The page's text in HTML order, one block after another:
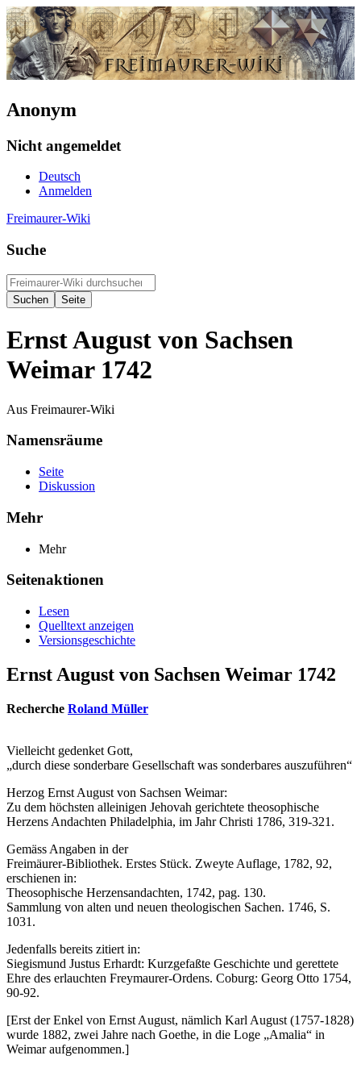
Anonym
Nicht angemeldet
Deutsch
Anmelden
Freimaurer-Wiki
Suche
Ernst August von Sachsen
Weimar 1742
Aus Freimaurer-Wiki
Namensräume
Seite
Diskussion
Mehr
Mehr
Seitenaktionen
Lesen
Quelltext anzeigen
Versionsgeschichte
Ernst August von Sachsen Weimar 1742
Recherche Roland Müller
Vielleicht gedenket Gott,
„durch diese sonderbare Gesellschaft was sonderbares auszuführen“
Herzog Ernst August von Sachsen Weimar:
Zu dem höchsten alleinigen Jehovah gerichtete theosophische
Herzens Andachten Philadelphia, im Jahr Christi 1786, 319-321.
Gemäss Angaben in der
Freimäurer-Bibliothek. Erstes Stück. Zweyte Auflage, 1782, 92,
erschienen in:
Theosophische Herzensandachten, 1742, pag. 130.
Sammlung von alten und neuen theologischen Sachen. 1746, S.
1031.
Jedenfalls bereits zitiert in:
Siegismund Justus Erhardt: Kurzgefaßte Geschichte und gerettete
Ehre des erlauchten Freymaurer-Ordens. Coburg: Georg Otto 1754,
90-92.
[Erst der Enkel von Ernst August, nämlich Karl August (1757-1828)
wurde 1882, zwei Jahre nach Goethe, in die Loge „Amalia“ in
Weimar aufgenommen.]